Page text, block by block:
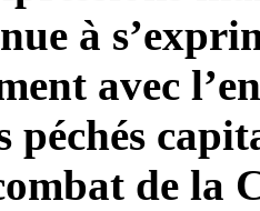
à
avec
péchés
de la